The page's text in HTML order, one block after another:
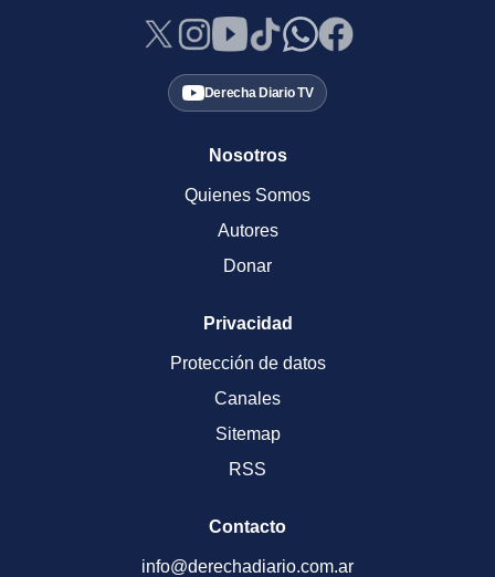
Derecha Diario TV
Nosotros
Quienes Somos
Autores
Donar
Privacidad
Protección de datos
Canales
Sitemap
RSS
Contacto
info@derechadiario.com.ar